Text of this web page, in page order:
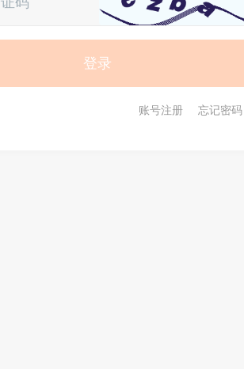
账号注册 忘记密码